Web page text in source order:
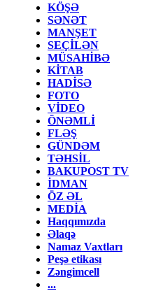
KÖŞƏ
SƏNƏT
MANŞET
SEÇİLƏN
MÜSAHİBƏ
KİTAB
HADİSƏ
FOTO
VİDEO
ÖNƏMLİ
FLƏŞ
GÜNDƏM
TƏHSİL
BAKUPOST TV
İDMAN
ÖZ ƏL
MEDİA
Haqqımızda
Əlaqə
Namaz Vaxtları
Peşə etikası
Zəngimcell
...